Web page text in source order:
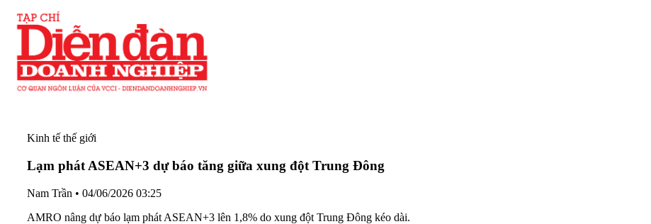
Kinh tế thế giới
Lạm phát ASEAN+3 dự báo tăng giữa xung đột Trung Đông
Nam Trần • 04/06/2026 03:25
AMRO nâng dự báo lạm phát ASEAN+3 lên 1,8% do xung đột Trung Đông kéo dài.